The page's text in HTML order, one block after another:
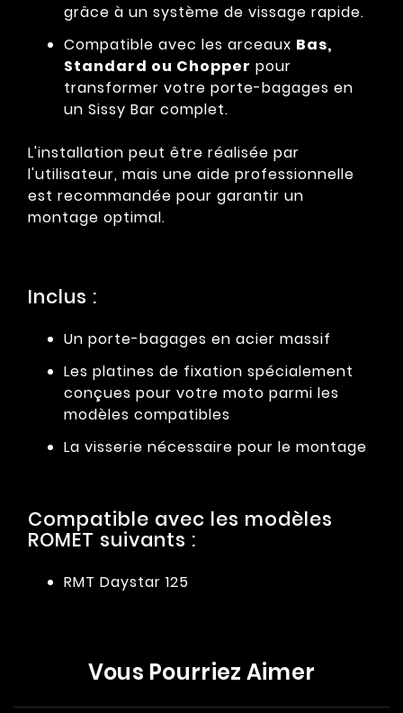
grâce à un système de vissage rapide.
Compatible avec les arceaux Bas,
Standard ou Chopper pour
transformer votre porte-bagages en
un Sissy Bar complet.
L'installation peut être réalisée par
l'utilisateur, mais une aide professionnelle
est recommandée pour garantir un
montage optimal.
Inclus :
Un porte-bagages en acier massif
Les platines de fixation spécialement
conçues pour votre moto parmi les
modèles compatibles
La visserie nécessaire pour le montage
Compatible avec les modèles
ROMET suivants :
RMT Daystar 125
Vous Pourriez Aimer